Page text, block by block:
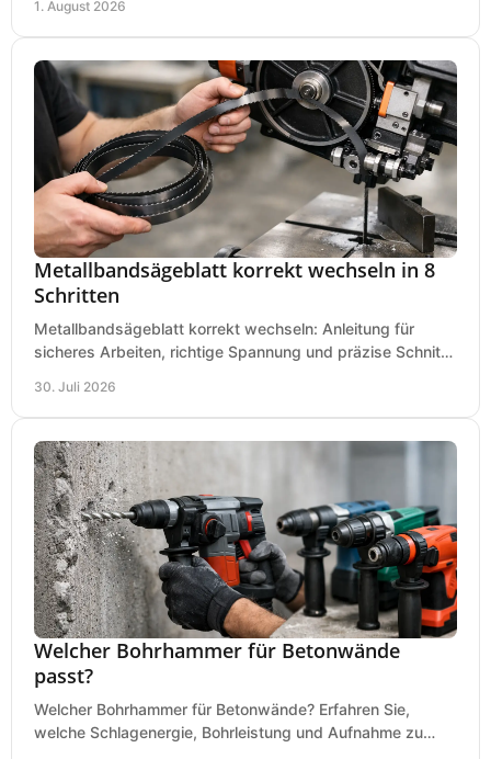
1. August 2026
Metallbandsägeblatt korrekt wechseln in 8
Schritten
Metallbandsägeblatt korrekt wechseln: Anleitung für
sicheres Arbeiten, richtige Spannung und präzise Schnitte
30. Juli 2026
Welcher Bohrhammer für Betonwände
passt?
Welcher Bohrhammer für Betonwände? Erfahren Sie,
welche Schlagenergie, Bohrleistung und Aufnahme zu